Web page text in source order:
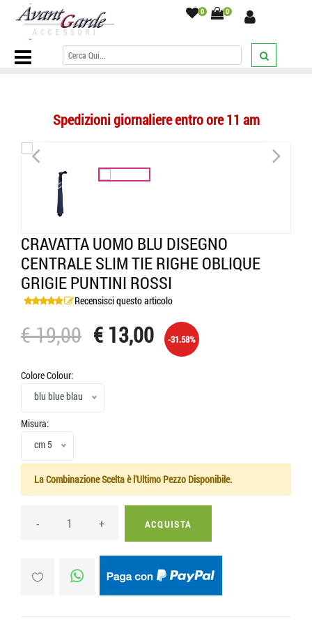
0 0
Home Page/CRAVATTE/Fantasia / Particolare e a Fiori/
Cravatta
uomo blu disegno centrale slim tie righe oblique grigie puntini rossi
Spedizioni giornaliere entro ore 11 am
< >
CRAVATTA UOMO BLU DISEGNO
CENTRALE SLIM TIE RIGHE OBLIQUE
GRIGIE PUNTINI ROSSI
Recensisci questo articolo
€ 19,00 € 13,00 -31.58%
Colore Colour:
blu blue blau
Misura:
cm 5
La Combinazione Scelta è l'Ultimo Pezzo Disponibile.
- + ACQUISTA